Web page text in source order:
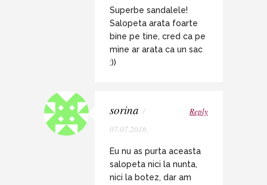
Superbe sandalele!
Salopeta arata foarte
bine pe tine, cred ca pe
mine ar arata ca un sac
:))
sorina /
07.07.2016
Reply
Eu nu as purta aceasta
salopeta nici la nunta,
nici la botez, dar am